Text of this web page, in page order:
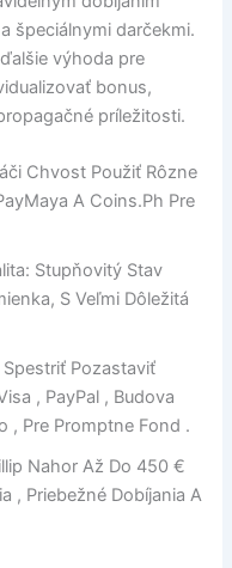
špeciálnymi darčekmi.
výhoda pre
bonus,
príležitosti.
Chvost Použiť Rôzne
A Coins.Ph Pre
Stupňovitý Stav
S Veľmi Dôležitá
Pozastaviť
, PayPal , Budova
, Pre Promptne Fond .
Nahor Až Do 450 €
, Priebežné Dobíjania A